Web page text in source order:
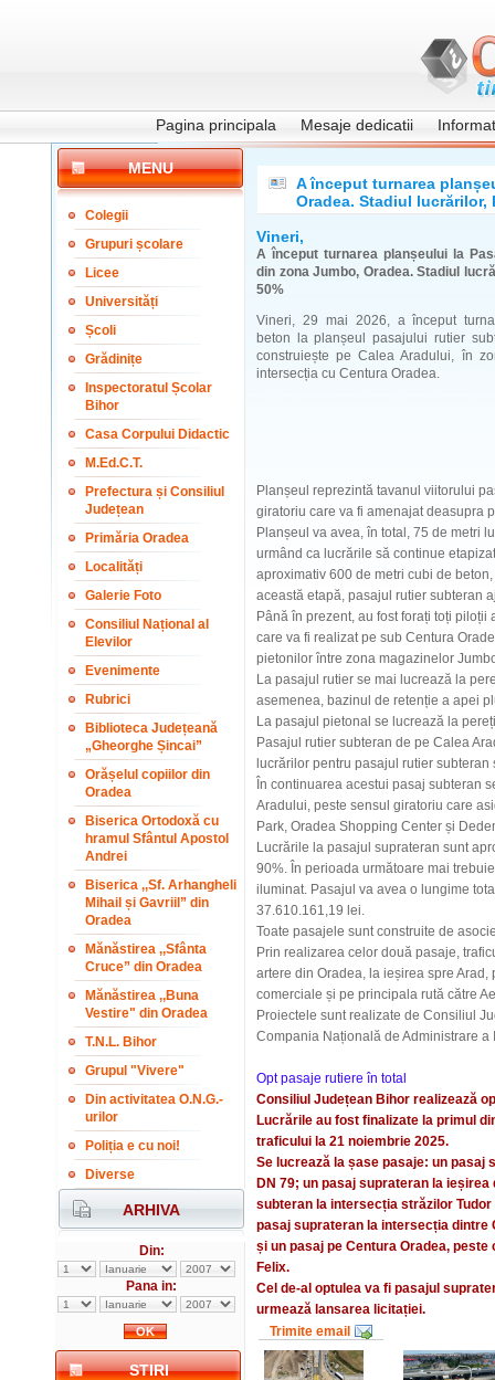
Pagina principala Mesaje dedicatii
MENU
Colegii
Grupuri școlare
Licee
Universități
Școli
Grădinițe
Inspectoratul Școlar
Bihor
Casa Corpului Didactic
M.Ed.C.T.
Prefectura și Consiliul
Județean
Primăria Oradea
Localități
Galerie Foto
Consiliul Național al
Elevilor
Evenimente
Rubrici
Biblioteca Județeană
„Gheorghe Șincai”
Orășelul copiilor din
Oradea
Biserica Ortodoxă cu
hramul Sfântul Apostol
Andrei
Biserica ,,Sf. Arhangheli
Mihail și Gavriil” din
Oradea
Mănăstirea ,,Sfânta
Cruce” din Oradea
Mănăstirea ,,Buna
Vestire" din Oradea
T.N.L. Bihor
Grupul "Vivere"
Din activitatea O.N.G.-
urilor
Poliția e cu noi!
Diverse
ARHIVA
Din:
Pana in:
STIRI
A început turnarea
Oradea. Stadiul lucrărilor,
Vineri,
A început turnarea planșeului la
din zona Jumbo, Oradea. Stadiul
50%
Vineri, 29 mai 2026, a început
beton la planșeul pasajului rutier
construiește pe Calea Aradului, în
intersecția cu Centura Oradea.
Planșeul reprezintă tavanul viitorului
giratoriu care va fi amenajat deasupra
Planșeul va avea, în total, 75 de metri
urmând ca lucrările să continue
aproximativ 600 de metri cubi de
această etapă, pasajul rutier subteran
Până în prezent, au fost forați toți
care va fi realizat pe sub Centura
pietonilor între zona magazinelor
La pasajul rutier se mai lucrează la
asemenea, bazinul de retenție a apei
La pasajul pietonal se lucrează la
Pasajul rutier subteran de pe Calea
lucrărilor pentru pasajul rutier
În continuarea acestui pasaj subteran
Aradului, peste sensul giratoriu care
Park, Oradea Shopping Center și
Lucrările la pasajul suprateran sunt
90%. În perioada următoare mai
iluminat. Pasajul va avea o lungime
37.610.161,19 lei.
Toate pasajele sunt construite de
Prin realizarea celor două pasaje,
artere din Oradea, la ieșirea spre
comerciale și pe principala rută către
Proiectele sunt realizate de Consiliul
Compania Națională de Administrare a
Opt pasaje rutiere în total
Consiliul Județean Bihor realizează
Lucrările au fost finalizate la primul
traficului la 21 noiembrie 2025.
Se lucrează la șase pasaje: un pasaj
DN 79; un pasaj suprateran la
subteran la intersecția străzilor
pasaj suprateran la intersecția dintre
și un pasaj pe Centura Oradea,
Felix.
Cel de-al optulea va fi pasajul
urmează lansarea licitației.
Trimite email